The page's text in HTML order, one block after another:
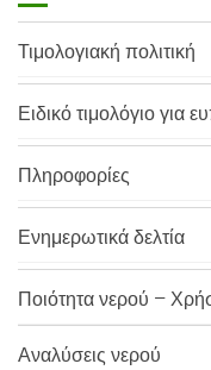
Τιμολογιακή πολιτική
Ειδικό τιμολόγιο για
Πληροφορίες
Ενημερωτικά δελτία
Ποιότητα νερού –
Αναλύσεις νερού